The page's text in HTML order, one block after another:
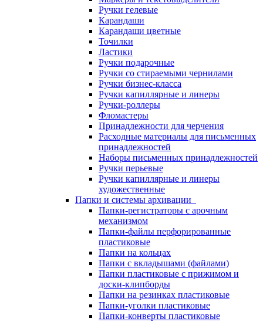
Ручки гелевые
Карандаши
Карандаши цветные
Точилки
Ластики
Ручки подарочные
Ручки со стираемыми чернилами
Ручки бизнес-класса
Ручки капиллярные и линеры
Ручки-роллеры
Фломастеры
Принадлежности для черчения
Расходные материалы для письменных
принадлежностей
Наборы письменных принадлежностей
Ручки перьевые
Ручки капиллярные и линеры
художественные
Папки и системы архивации
Папки-регистраторы с арочным
механизмом
Папки-файлы перфорированные
пластиковые
Папки на кольцах
Папки с вкладышами (файлами)
Папки пластиковые с прижимом и
доски-клипборды
Папки на резинках пластиковые
Папки-уголки пластиковые
Папки-конверты пластиковые